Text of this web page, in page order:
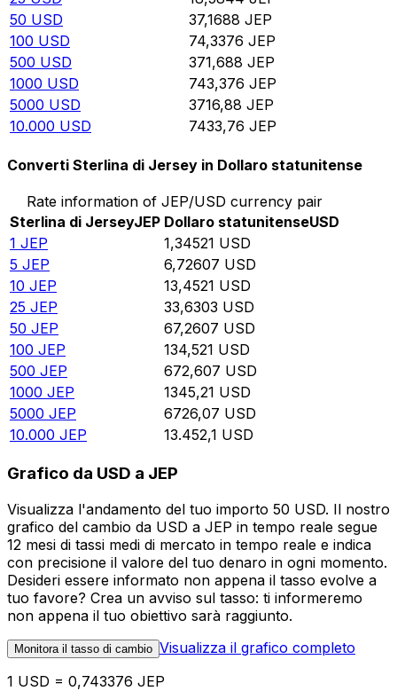
50 USD 37,1688 JEP
100 USD 74,3376 JEP
500 USD 371,688 JEP
1000 USD 743,376 JEP
5000 USD 3716,88 JEP
10.000 USD 7433,76 JEP
Converti Sterlina di Jersey in Dollaro statunitense
Rate information of JEP/USD currency pair
Sterlina di JerseyJEP Dollaro statunitenseUSD
1 JEP 1,34521 USD
5 JEP 6,72607 USD
10 JEP 13,4521 USD
25 JEP 33,6303 USD
50 JEP 67,2607 USD
100 JEP 134,521 USD
500 JEP 672,607 USD
1000 JEP 1345,21 USD
5000 JEP 6726,07 USD
10.000 JEP 13.452,1 USD
Grafico da USD a JEP
Visualizza l'andamento del tuo importo 50 USD. Il nostro
grafico del cambio da USD a JEP in tempo reale segue
12 mesi di tassi medi di mercato in tempo reale e indica
con precisione il valore del tuo denaro in ogni momento.
Desideri essere informato non appena il tasso evolve a
tuo favore? Crea un avviso sul tasso: ti informeremo
non appena il tuo obiettivo sarà raggiunto.
Monitora il tasso di cambio Visualizza il grafico completo
1 USD = 0,743376 JEP